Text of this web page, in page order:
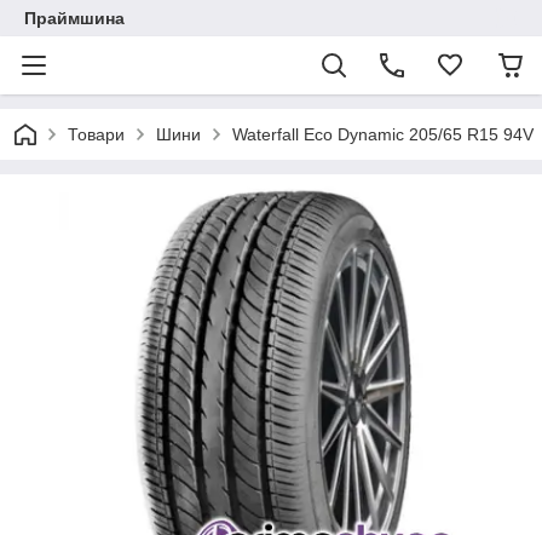
Праймшина
Товари Шини Waterfall Eco Dynamic 205/65 R15 94V